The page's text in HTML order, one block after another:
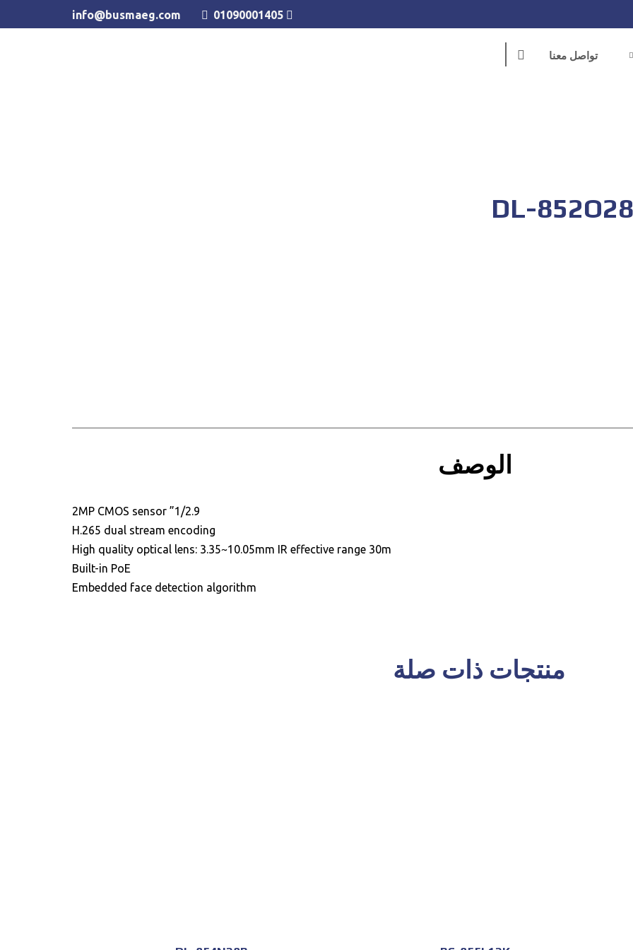
01090001405
تواصل معنا
DL-
الوصف
1/2.9” 2MP CMOS sensor
H.265 dual stream encoding
High quality optical lens: 3.35~10.05mm IR effective range 30m
Built-in PoE
Embedded face detection algorithm
منتجات ذات صلة